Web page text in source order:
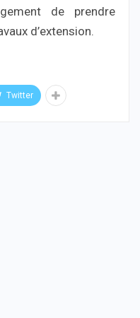
de prendre
d’extension.
Twitter